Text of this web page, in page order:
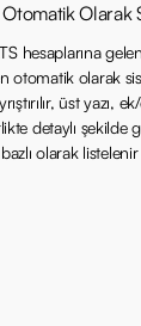
Olarak
hesaplarına
otomatik olarak
üst yazı,
detaylı
olarak listelenir